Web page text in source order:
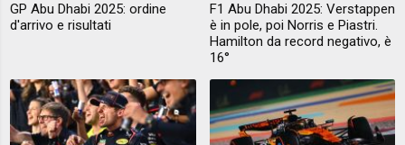
GP Abu Dhabi 2025: ordine
d'arrivo e risultati
F1 Abu Dhabi 2025: Verstappen
è in pole, poi Norris e Piastri.
Hamilton da record negativo, è
16°